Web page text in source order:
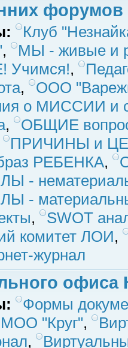
форумов
Клуб
,
МЫ - живые и
Учимся!,
,
ООО
о МИССИИ и
,
ОБЩИЕ
ПРИЧИНЫ и
РЕБЕНКА,
-
-
,
SWOT
комитет ЛОИ,
журнал
офиса
Формы
"Круг",
,